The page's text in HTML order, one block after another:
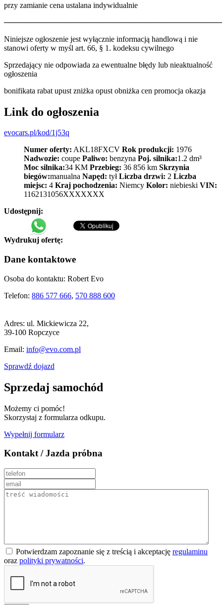
przy zamianie cena ustalana indywidualnie
Niniejsze ogłoszenie jest wyłącznie informacją handlową i nie
stanowi oferty w myśl art. 66, § 1. kodeksu cywilnego
Sprzedający nie odpowiada za ewentualne błędy lub nieaktualność
ogłoszenia
bonifikata rabat upust zniżka opust obniżka cen promocja okazja
Link do ogłoszenia
evocars.pl/kod/1j53q
Numer oferty: AKL18FXCV Rok produkcji: 1976
Nadwozie: coupe Paliwo: benzyna Poj. silnika:1.2 dm³
Moc silnika:34 KM Przebieg: 36 856 km Skrzynia
biegów:manualna Napęd: tył Liczba drzwi: 2 Liczba
miejsc: 4 Kraj pochodzenia: Niemcy Kolor: niebieski VIN:
1162131056XXXXXXX
Udostępnij:
Wydrukuj ofertę:
Dane kontaktowe
Osoba do kontaktu: Robert Evo
Telefon: 886 577 666, 570 888 600
Adres: ul. Mickiewicza 22,
39-100 Ropczyce
Email: info@evo.com.pl
Sprawdź dojazd
Sprzedaj samochód
Możemy ci pomóc!
Skorzystaj z formularza odkupu.
Wypełnij formularz
Kontakt / Jazda próbna
Potwierdzam zapoznanie się z treścią i akceptację regulaminu
oraz polityki prywatności.